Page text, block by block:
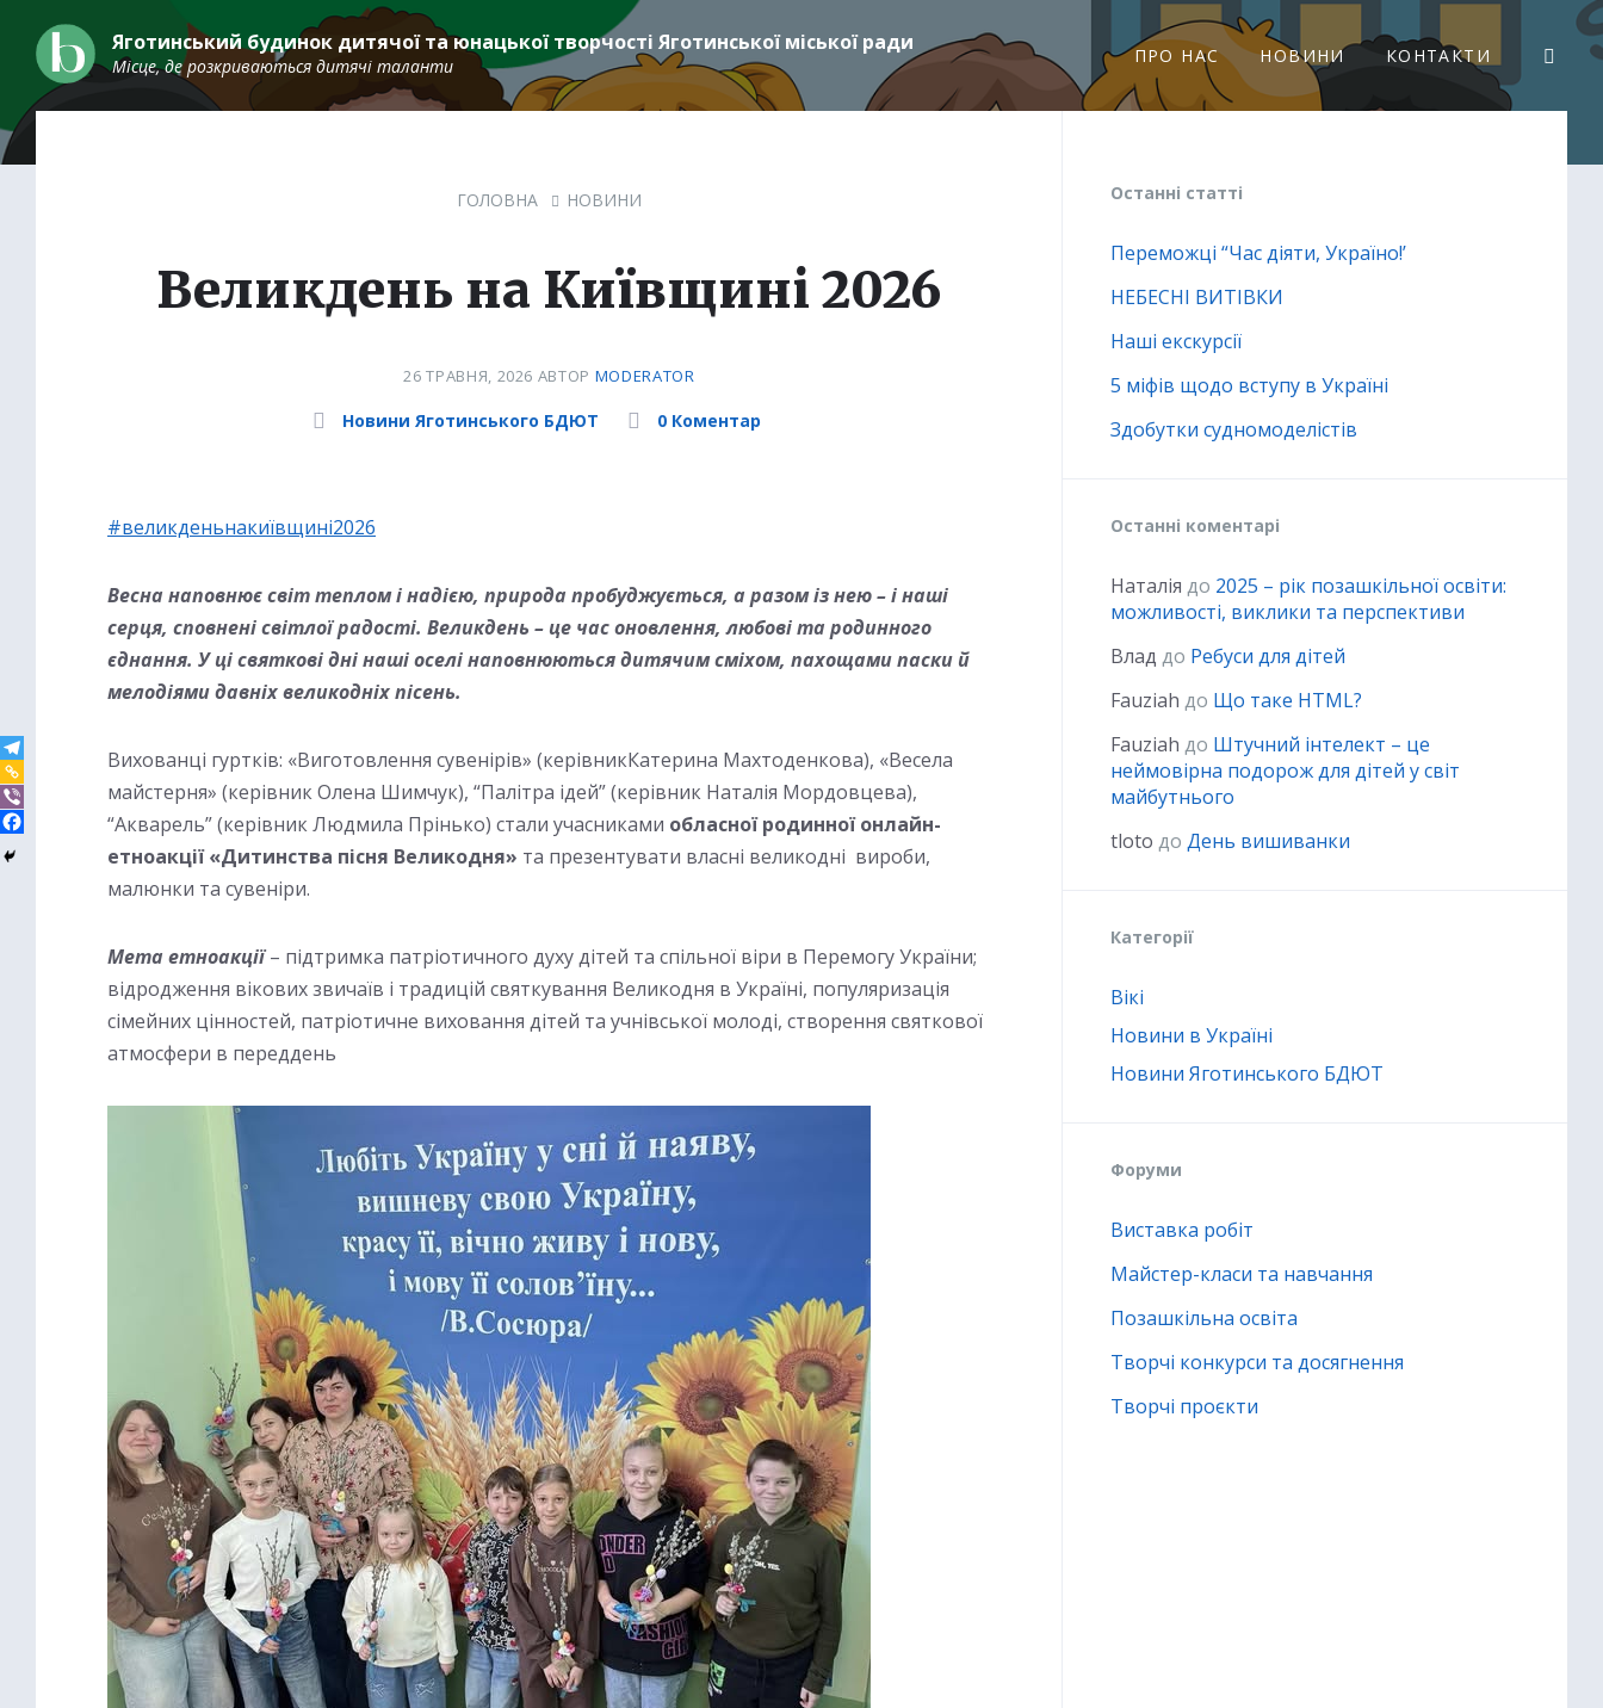
content
main
navigation
footer
Яготинський будинок дитячої та юнацької творчості Яготинської міської ради
Місце, де розкриваються дитячі таланти ПРО НАС НОВИНИ КОНТАКТИ
ГОЛОВНА НОВИНИ
Великдень на Київщині 2026
26 ТРАВНЯ, 2026 АВТОР MODERATOR
Category:
Новини Яготинського БДЮТ 0 Коментар
#великденьнакиївщині2026
Весна наповнює світ теплом і надією, природа пробуджується, а разом із нею – і наші
серця, сповнені світлої радості. Великдень – це час оновлення, любові та родинного
єднання. У ці святкові дні наші оселі наповнюються дитячим сміхом, пахощами паски й
мелодіями давніх великодніх пісень.
Вихованці гуртків: «Виготовлення сувенірів» (керівникКатерина Махтоденкова), «Весела
майстерня» (керівник Олена Шимчук), “Палітра ідей” (керівник Наталія Мордовцева),
“Акварель” (керівник Людмила Прінько) стали учасниками обласної родинної онлайн-
етноакції «Дитинства пісня Великодня» та презентувати власні великодні вироби,
малюнки та сувеніри.
Мета етноакції– підтримка патріотичного духу дітей та спільної віри в Перемогу України;
відродження вікових звичаїв і традицій святкування Великодня в Україні, популяризація
сімейних цінностей, патріотичне виховання дітей та учнівської молоді, створення святкової
атмосфери в переддень
Останні статті
Переможці “Час діяти, Україно!’
НЕБЕСНІ ВИТІВКИ
Наші екскурсії
5 міфів щодо вступу в Україні
Здобутки судномоделістів
Останні коментарі
Наталія до 2025 – рік позашкільної освіти:
можливості, виклики та перспективи
Влад до Ребуси для дітей
Fauziah до Що таке HTML?
Fauziah до Штучний інтелект – це
неймовірна подорож для дітей у світ
майбутнього
tloto до День вишиванки
Категорії
Вікі
Новини в Україні
Новини Яготинського БДЮТ
Форуми
Виставка робіт
Майстер-класи та навчання
Позашкільна освіта
Творчі конкурси та досягнення
Творчі проєкти